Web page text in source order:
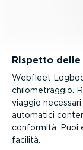
Rispetto delle
Webfleet
chilo­me­traggio.
viaggio
automatici
conformità. Puoi
facilità.